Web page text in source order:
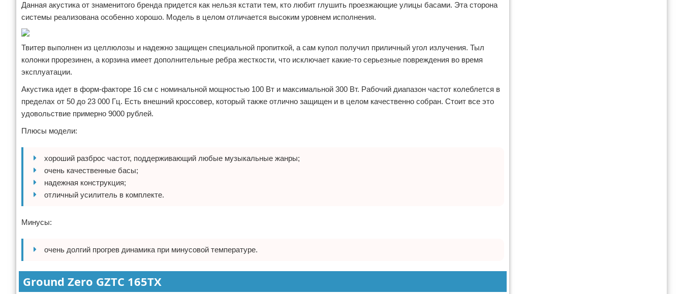
Данная акустика от знаменитого бренда придется как нельзя кстати тем, кто любит глушить проезжающие улицы басами. Эта сторона
системы реализована особенно хорошо. Модель в целом отличается высоким уровнем исполнения.
Твитер выполнен из целлюлозы и надежно защищен специальной пропиткой, а сам купол получил приличный угол излучения. Тыл
колонки прорезинен, а корзина имеет дополнительные ребра жесткости, что исключает какие-то серьезные повреждения во время
эксплуатации.
Акустика идет в форм-факторе 16 см с номинальной мощностью 100 Вт и максимальной 300 Вт. Рабочий диапазон частот колеблется в
пределах от 50 до 23 000 Гц. Есть внешний кроссовер, который также отлично защищен и в целом качественно собран. Стоит все это
удовольствие примерно 9000 рублей.
Плюсы модели:
хороший разброс частот, поддерживающий любые музыкальные жанры;
очень качественные басы;
надежная конструкция;
отличный усилитель в комплекте.
Минусы:
очень долгий прогрев динамика при минусовой температуре.
Ground Zero GZTC 165TX